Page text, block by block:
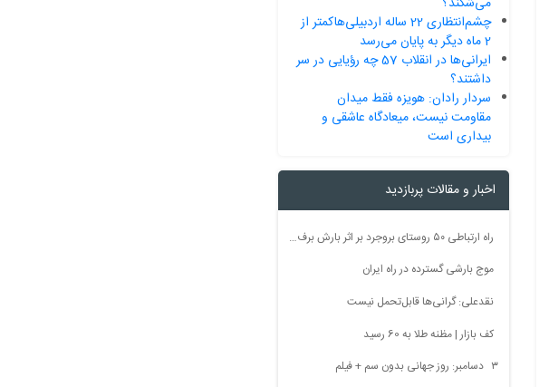
چشم‌انتظاری 22 ساله اردبیلی‌هاکمتر از
2 ماه دیگر به پایان می‌رسد
ایرانی‌ها در انقلاب 57 چه رؤیایی در سر
داشتند؟
سردار رادان: هویزه فقط میدان
مقاومت نیست، میعادگاه عاشقی و
بیداری است
اخبار و مقالات پربازدید
راه ارتباطی ۵۰ روستای بروجرد بر اثر بارش برف مسدود شد
موج بارشی گسترده در راه ایران
نقدعلی: گرانی‌ها قابل‌تحمل نیست
کف بازار | مظنه طلا به 60 رسید
۳ دسامبر: روز جهانی بدون سم + فیلم